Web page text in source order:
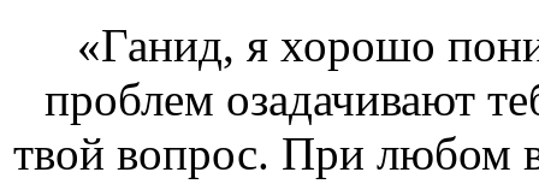
«Ганид, я хорошо
проблем озадачивают
твой вопрос. При любом